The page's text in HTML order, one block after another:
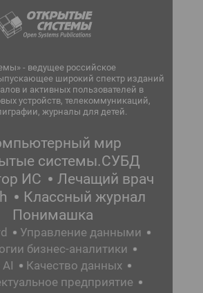
- ведущее российское
широкий спектр изданий
и активных пользователей в
устройств, телекоммуникаций,
журналы для детей.
мир
системы.СУБД
ИС
Лечащий врач
Классный журнал
Понимашка
Управление данными
бизнес-аналитики
Качество данных
предприятие